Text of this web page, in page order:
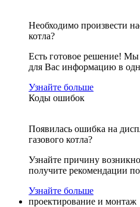
Необходимо произвести
котла?
Есть готовое решение!
для Вас информацию в
Узнайте больше
Коды ошибок
Появилась ошибка на
газового котла?
Узнайте причину
получите рекомендации
Узнайте больше
проектирование и монтаж